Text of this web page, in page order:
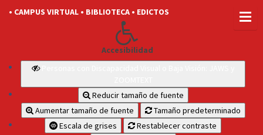
• CAMPUS VIRTUAL • BIBLIOTECA • EDICTOS
Accesibilidad
Reducir tamaño de fuente
Aumentar tamaño de fuente
Tamaño predeterminado
Escala de grises
Restablecer contraste